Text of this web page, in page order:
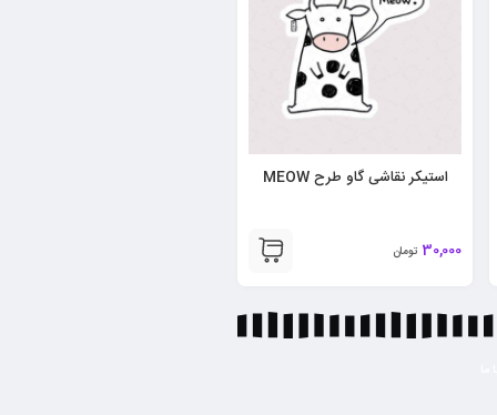
استیکر پروانه زیبا و جذاب
30,000 تومان